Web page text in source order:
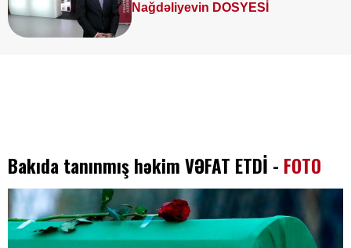
Nağdəliyevin DOSYESİ
Bakıda tanınmış həkim VƏFAT ETDİ - FOTO